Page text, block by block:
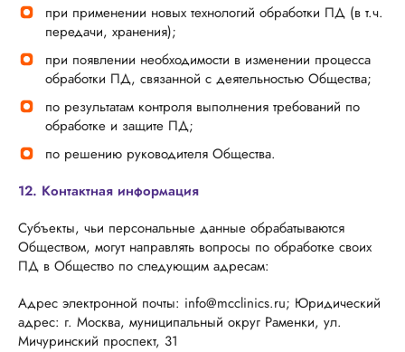
при применении новых технологий обработки ПД (в т.ч.
передачи, хранения);
при появлении необходимости в изменении процесса
обработки ПД, связанной с деятельностью Общества;
по результатам контроля выполнения требований по
обработке и защите ПД;
по решению руководителя Общества.
12. Контактная информация
Субъекты, чьи персональные данные обрабатываются
Обществом, могут направлять вопросы по обработке своих
ПД в Общество по следующим адресам:
Адрес электронной почты: info@mcclinics.ru; Юридический
адрес: г. Москва, муниципальный округ Раменки, ул.
Мичуринский проспект, 31